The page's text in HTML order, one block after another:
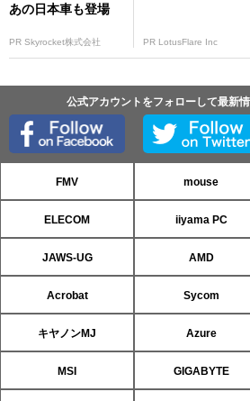
あの日本車も登場
PR Skyrocket株式会社 PR LotusFlare Inc
公式アカウントをフォローして最新
FMV mouse
ELECOM iiyama PC
JAWS-UG AMD
Acrobat Sycom
キヤノンMJ Azure
MSI GIGABYTE